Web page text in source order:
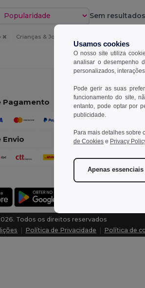
Classificar por Sem
Crianças & Jogos
Pagamento
Envio
Todos os direitos reservados
Política de Privacidade Política de
Usamos cookies
O nosso site utiliza
analisar o desempenho
personalizados,
Pode gerir as suas
funcionamento do site,
entanto, pode optar por
publicidade.
Para mais detalhes sobre
de Cookies e Privacy
Apenas essenciais